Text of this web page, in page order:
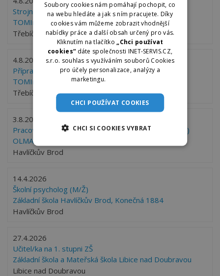
Strojník
TOMIreko, s.r.o.
Třebíč 1
4.8.2026
Přípravář staveb
TOMIreko, s.r.o.
Třebíč
3.8.2026
Pracovník/ce úklidu – Havlíčkův Brod (pro OZP, OZZ)
OLMAN SERVICE s.r.o.
Havlíčkův Brod
14.4.2026
Školní psycholog (M/Ž)
Základní škola Havlíčkův Brod, Konečná 1884
Havlíčkův Brod
27.4.2026
Učitel/ka na 1. stupni ZŠ
Základní škola a Mateřská škola Libice nad Doubravou
Libice nad Doubravou
Soubory cookies nám pomáhají pochopit, co
na webu hledáte a jak s ním pracujete. Díky
cookies vám můžeme zobrazit vhodnější
nabídky práce a další obsah určený pro vás.
Kliknutím na tlačítko„Chci používat
cookies“ dáte společnosti INET-SERVIS.CZ,
s.r.o. souhlas s využíváním souborů Cookies
pro účely personalizace, analýzy a
marketingu.
CHCI POUŽÍVAT COOKIES
CHCI SI COOKIES VYBRAT